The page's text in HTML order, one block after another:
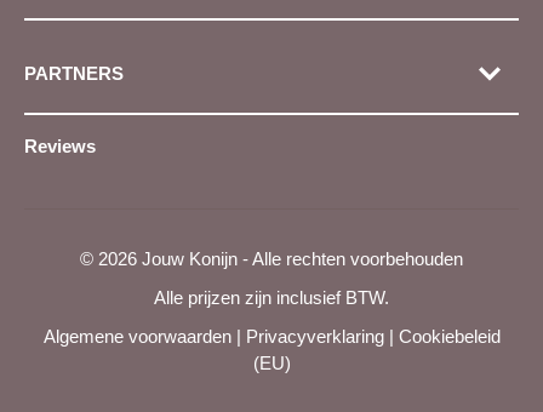
PARTNERS
Reviews
© 2026 Jouw Konijn - Alle rechten voorbehouden
Alle prijzen zijn inclusief BTW.
Algemene voorwaarden| Privacyverklaring| Cookiebeleid
(EU)